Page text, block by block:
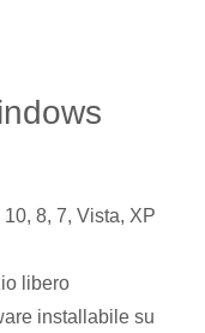
8, 7, Vista, XP
libero
installabile su